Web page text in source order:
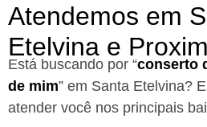
Atendemos em
Etelvina e
Está buscando por “conserto
de mim” em Santa Etelvina?
atender você nos principais